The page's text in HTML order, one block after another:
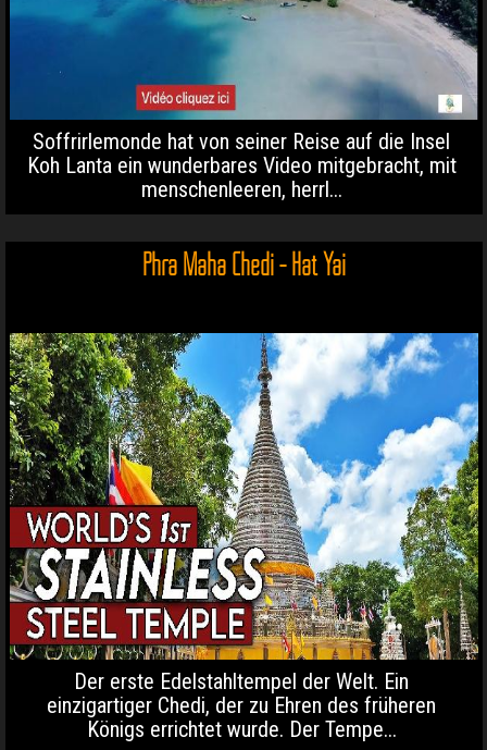
Soffrirlemonde hat von seiner Reise auf die Insel
Koh Lanta ein wunderbares Video mitgebracht, mit
menschenleeren, herrl...
Phra Maha Chedi - Hat Yai
Der erste Edelstahltempel der Welt. Ein
einzigartiger Chedi, der zu Ehren des früheren
Königs errichtet wurde. Der Tempe...